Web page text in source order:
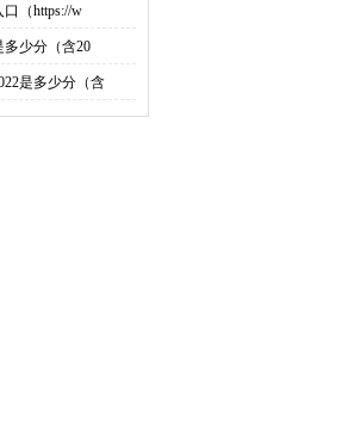
（https://w
多少分（含20
是多少分（含